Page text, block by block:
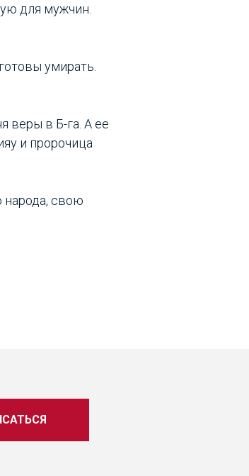
для мужчин.
умирать.
веры в Б-га. А ее
и пророчица
народа, свою